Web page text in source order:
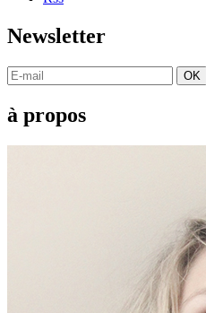
Newsletter
OK
à propos